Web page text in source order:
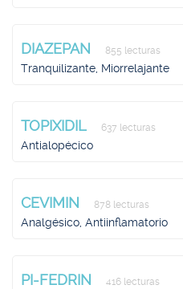
DIAZEPAN 855 lecturas
Tranquilizante, Miorrelajante
TOPIXIDIL 637 lecturas
Antialopécico
CEVIMIN 878 lecturas
Analgésico, Antiinflamatorio
PI-FEDRIN 416 lecturas